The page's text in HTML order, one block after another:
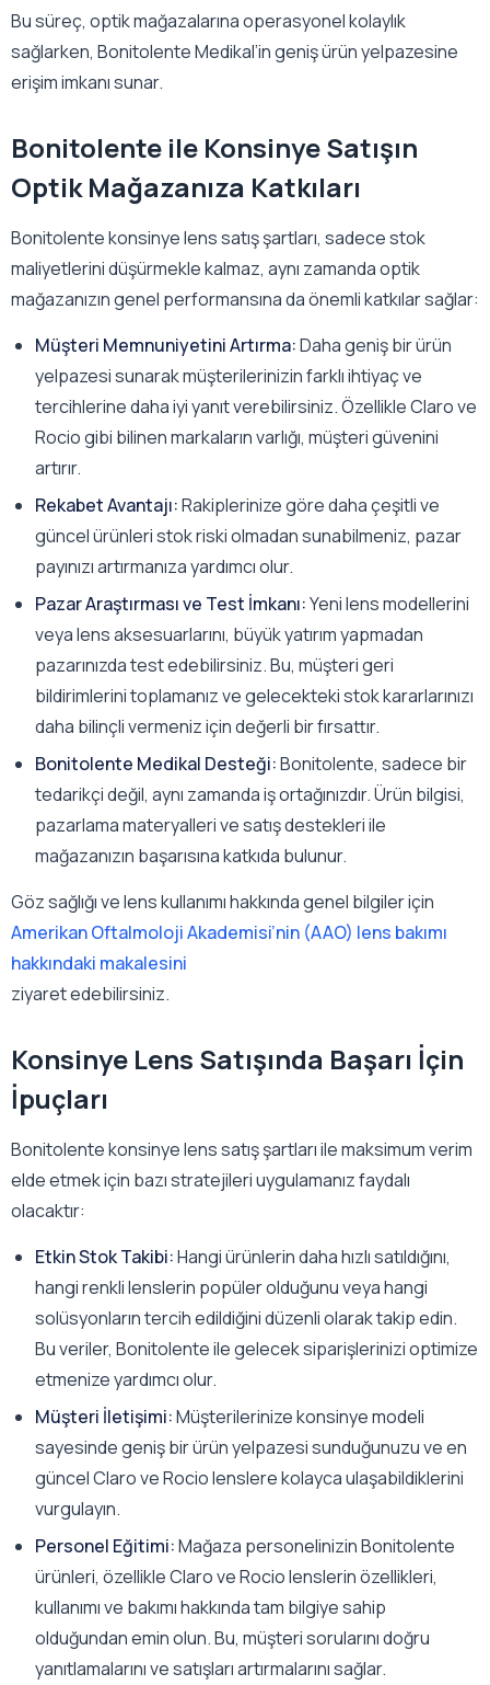
Bu süreç, optik mağazalarına operasyonel kolaylık
sağlarken, Bonitolente Medikal’in geniş ürün yelpazesine
erişim imkanı sunar.
Bonitolente ile Konsinye Satışın
Optik Mağazanıza Katkıları
Bonitolente konsinye lens satış şartları, sadece stok
maliyetlerini düşürmekle kalmaz, aynı zamanda optik
mağazanızın genel performansına da önemli katkılar sağlar:
Müşteri Memnuniyetini Artırma:Daha geniş bir ürün
yelpazesi sunarak müşterilerinizin farklı ihtiyaç ve
tercihlerine daha iyi yanıt verebilirsiniz. Özellikle Claro ve
Rocio gibi bilinen markaların varlığı, müşteri güvenini
artırır.
Rekabet Avantajı:Rakiplerinize göre daha çeşitli ve
güncel ürünleri stok riski olmadan sunabilmeniz, pazar
payınızı artırmanıza yardımcı olur.
Pazar Araştırması ve Test İmkanı:Yeni lens modellerini
veya lens aksesuarlarını, büyük yatırım yapmadan
pazarınızda test edebilirsiniz. Bu, müşteri geri
bildirimlerini toplamanız ve gelecekteki stok kararlarınızı
daha bilinçli vermeniz için değerli bir fırsattır.
Bonitolente Medikal Desteği:Bonitolente, sadece bir
tedarikçi değil, aynı zamanda iş ortağınızdır. Ürün bilgisi,
pazarlama materyalleri ve satış destekleri ile
mağazanızın başarısına katkıda bulunur.
Göz sağlığı ve lens kullanımı hakkında genel bilgiler için
Amerikan Oftalmoloji Akademisi’nin (AAO) lens bakımı
hakkındaki makalesini
ziyaret edebilirsiniz.
Konsinye Lens Satışında Başarı İçin
İpuçları
Bonitolente konsinye lens satış şartları ile maksimum verim
elde etmek için bazı stratejileri uygulamanız faydalı
olacaktır:
Etkin Stok Takibi:Hangi ürünlerin daha hızlı satıldığını,
hangi renkli lenslerin popüler olduğunu veya hangi
solüsyonların tercih edildiğini düzenli olarak takip edin.
Bu veriler, Bonitolente ile gelecek siparişlerinizi optimize
etmenize yardımcı olur.
Müşteri İletişimi:Müşterilerinize konsinye modeli
sayesinde geniş bir ürün yelpazesi sunduğunuzu ve en
güncel Claro ve Rocio lenslere kolayca ulaşabildiklerini
vurgulayın.
Personel Eğitimi:Mağaza personelinizin Bonitolente
ürünleri, özellikle Claro ve Rocio lenslerin özellikleri,
kullanımı ve bakımı hakkında tam bilgiye sahip
olduğundan emin olun. Bu, müşteri sorularını doğru
yanıtlamalarını ve satışları artırmalarını sağlar.